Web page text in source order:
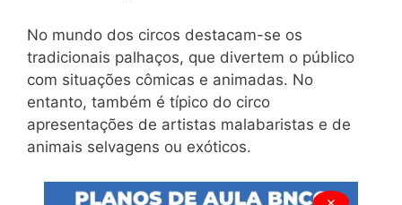
No mundo dos circos destacam-se os
tradicionais palhaços, que divertem o público
com situações cômicas e animadas. No
entanto, também é típico do circo
apresentações de artistas malabaristas e de
animais selvagens ou exóticos.